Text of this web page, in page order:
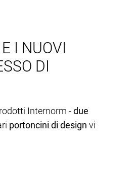
I NUOVI
DI
Internorm -due
portoncini di design vi